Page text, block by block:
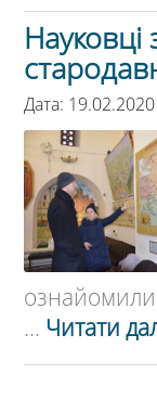
Науковці
Дата:
... Читати